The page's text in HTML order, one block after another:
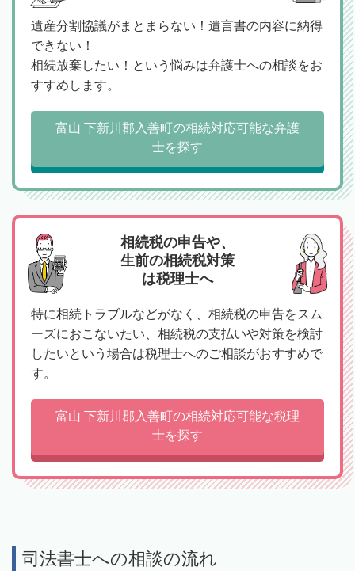
遺産分割協議がまとまらない！遺言書の内容に納得
できない！
相続放棄したい！という悩みは弁護士への相談をお
すすめします。
富山 下新川郡入善町の相続対応可能な弁護
士を探す
相続税の申告や、
生前の相続税対策
は税理士へ
特に相続トラブルなどがなく、相続税の申告をスム
ーズにおこないたい、相続税の支払いや対策を検討
したいという場合は税理士へのご相談がおすすめで
す。
富山 下新川郡入善町の相続対応可能な税理
士を探す
司法書士への相談の流れ